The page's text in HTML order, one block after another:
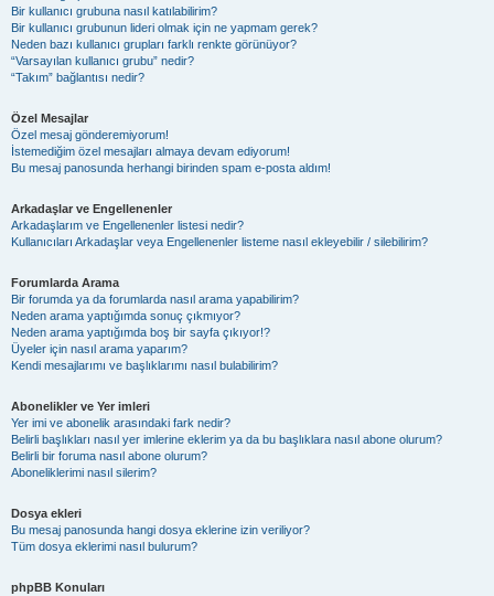
Bir kullanıcı grubuna nasıl katılabilirim?
Bir kullanıcı grubunun lideri olmak için ne yapmam gerek?
Neden bazı kullanıcı grupları farklı renkte görünüyor?
“Varsayılan kullanıcı grubu” nedir?
“Takım” bağlantısı nedir?
Özel Mesajlar
Özel mesaj gönderemiyorum!
İstemediğim özel mesajları almaya devam ediyorum!
Bu mesaj panosunda herhangi birinden spam e-posta aldım!
Arkadaşlar ve Engellenenler
Arkadaşlarım ve Engellenenler listesi nedir?
Kullanıcıları Arkadaşlar veya Engellenenler listeme nasıl ekleyebilir / silebilirim?
Forumlarda Arama
Bir forumda ya da forumlarda nasıl arama yapabilirim?
Neden arama yaptığımda sonuç çıkmıyor?
Neden arama yaptığımda boş bir sayfa çıkıyor!?
Üyeler için nasıl arama yaparım?
Kendi mesajlarımı ve başlıklarımı nasıl bulabilirim?
Abonelikler ve Yer imleri
Yer imi ve abonelik arasındaki fark nedir?
Belirli başlıkları nasıl yer imlerine eklerim ya da bu başlıklara nasıl abone olurum?
Belirli bir foruma nasıl abone olurum?
Aboneliklerimi nasıl silerim?
Dosya ekleri
Bu mesaj panosunda hangi dosya eklerine izin veriliyor?
Tüm dosya eklerimi nasıl bulurum?
phpBB Konuları